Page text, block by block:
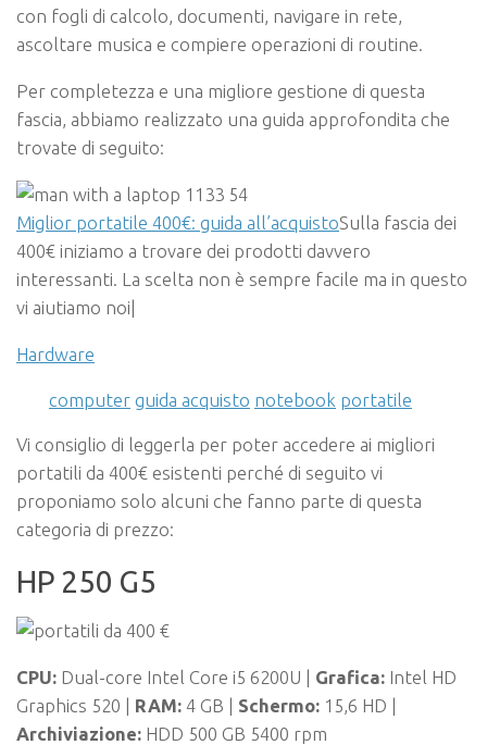
con fogli di calcolo, documenti, navigare in rete,
ascoltare musica e compiere operazioni di routine.
Per completezza e una migliore gestione di questa
fascia, abbiamo realizzato una guida approfondita che
trovate di seguito:
Miglior portatile 400€: guida all’acquistoSulla fascia dei
400€ iniziamo a trovare dei prodotti davvero
interessanti. La scelta non è sempre facile ma in questo
vi aiutiamo noi|
Hardware
computer guida acquisto notebook portatile
Vi consiglio di leggerla per poter accedere ai migliori
portatili da 400€ esistenti perché di seguito vi
proponiamo solo alcuni che fanno parte di questa
categoria di prezzo:
HP 250 G5
CPU: Dual-core Intel Core i5 6200U | Grafica: Intel HD
Graphics 520 | RAM: 4 GB | Schermo: 15,6 HD |
Archiviazione: HDD 500 GB 5400 rpm